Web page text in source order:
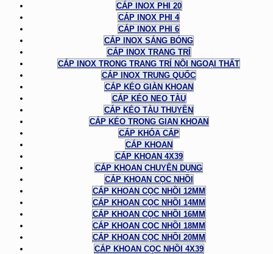
CÁP INOX PHI 20
CÁP INOX PHI 4
CÁP INOX PHI 6
CÁP INOX SÁNG BÓNG
CÁP INOX TRANG TRÍ
CÁP INOX TRONG TRANG TRÍ NỘI NGOẠI THẤT
CÁP INOX TRUNG QUỐC
CÁP KÉO GIÀN KHOAN
CÁP KÉO NEO TÀU
CÁP KÉO TÀU THUYỀN
CÁP KÉO TRONG GIAN KHOAN
CÁP KHÓA CÁP
CÁP KHOAN
CÁP KHOAN 4X39
CÁP KHOAN CHUYÊN DỤNG
CÁP KHOAN CỌC NHỒI
CÁP KHOAN CỌC NHỒI 12MM
CÁP KHOAN CỌC NHỒI 14MM
CÁP KHOAN CỌC NHỒI 16MM
CÁP KHOAN CỌC NHỒI 18MM
CÁP KHOAN CỌC NHỒI 20MM
CÁP KHOAN CỌC NHỒI 4X39